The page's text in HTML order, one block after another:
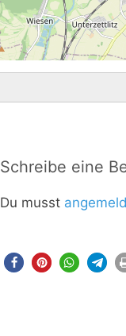
Schreibe eine
Du musst